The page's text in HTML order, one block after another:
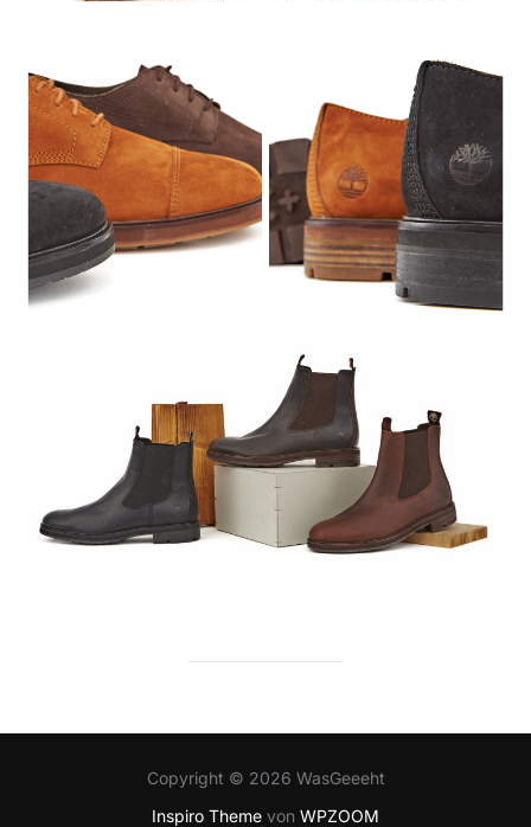
Copyright © 2026 WasGeeeht
Inspiro Theme von WPZOOM